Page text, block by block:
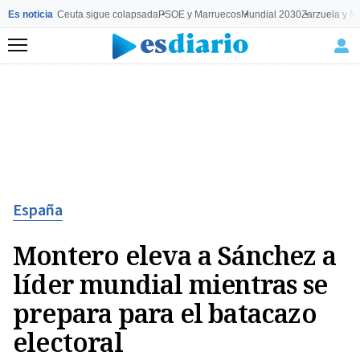
Es noticia Ceuta sigue colapsadaPSOE y MarruecosMundial 2030Zarzuela y
Menú
España
Montero eleva a Sánchez a
líder mundial mientras se
prepara para el batacazo
electoral